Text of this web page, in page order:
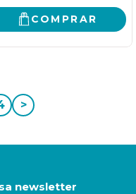
COMPRAR
>
newsletter